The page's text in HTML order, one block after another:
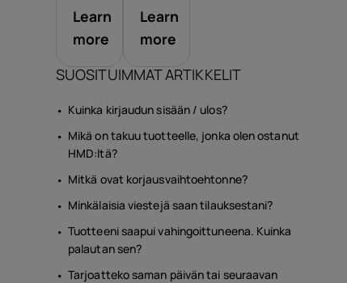
Learn
more
Learn
more
SUOSITUIMMAT ARTIKKELIT
Kuinka kirjaudun sisään / ulos?
Mikä on takuu tuotteelle, jonka olen ostanut
HMD:ltä?
Mitkä ovat korjausvaihtoehtonne?
Minkälaisia viestejä saan tilauksestani?
Tuotteeni saapui vahingoittuneena. Kuinka
palautan sen?
Tarjoatteko saman päivän tai seuraavan